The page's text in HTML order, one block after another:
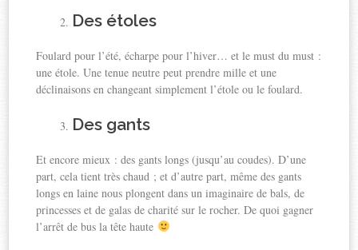
Des étoles
Foulard pour l’été, écharpe pour l’hiver… et le must du must :
une étole. Une tenue neutre peut prendre mille et une
déclinaisons en changeant simplement l’étole ou le foulard.
Des gants
Et encore mieux : des gants longs (jusqu’au coudes). D’une
part, cela tient très chaud ; et d’autre part, même des gants
longs en laine nous plongent dans un imaginaire de bals, de
princesses et de galas de charité sur le rocher. De quoi gagner
l’arrêt de bus la tête haute